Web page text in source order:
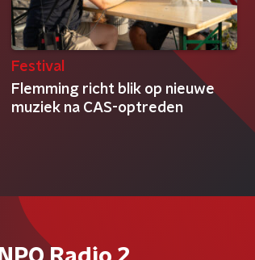
Festival
Flemming richt blik op nieuwe
muziek na CAS-optreden